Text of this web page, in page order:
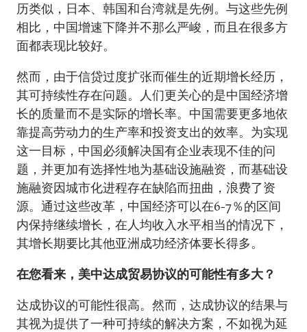
历类似，日本、韩国和台湾就是先例。与这些先例
相比，中国增速下降并不那么严峻，而且在很多方
面都表现比较好。
然而，由于信贷过度扩张而催生的近期增长经历，
其可持续性存在问题。人们更关心的是中国经济增
长的质量而不是实际的增长率。中国需要更多地依
靠提高劳动力的生产率和投资支出的效率。为实现
这一目标，中国必须解决国有企业表现不佳的问
题，并更加有选择性地为基础设施融资，而基础设
施融资因城市化进程存在缺陷而扭曲，浪费了资
源。通过这些改革，中国经济可以在6-7％的区间
内保持继续增长，在人均收入水平相当的情况下，
其增长期要比其他亚洲成功经济体要长得多。
在您看来，美中达成贸易协议的可能性有多大？
达成协议的可能性很高。然而，达成协议的结果与
其视为提供了一种可持续的解决方案，不如视为延